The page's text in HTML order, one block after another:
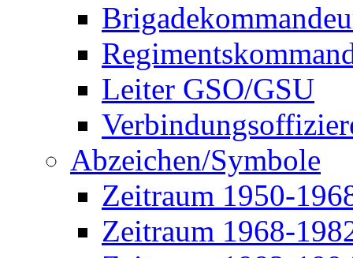
Leiter GSO/GSU
Abzeichen/Symbole
Zeitraum 1950-
Zeitraum 1968-